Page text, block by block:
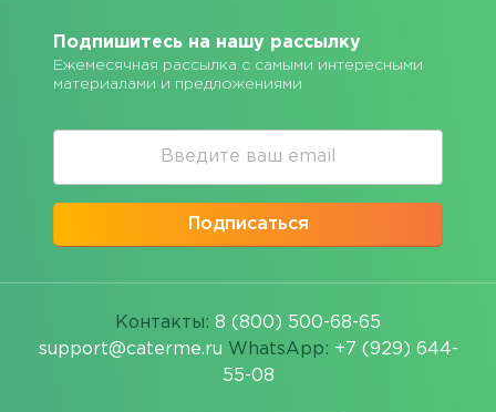
Подпишитесь на нашу рассылку
Ежемесячная рассылка с самыми интересными
материалами и предложениями
Подписаться
Контакты: 8 (800) 500-68-65
support@caterme.ru WhatsApp: +7 (929) 644-
55-08